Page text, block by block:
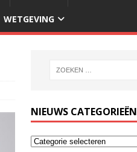
WETGEVING
NIEUWS CATEGORIEËN